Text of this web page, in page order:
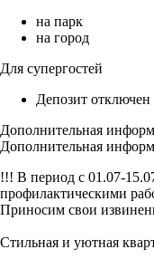
на парк
на город
Для супергостей
Депозит отключен
Дополнительная
Дополнительная
!!! В период с 01.07-
профилактическими
Приносим свои
Стильная и уютная